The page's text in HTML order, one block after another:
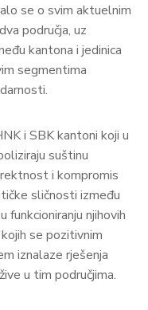
se o svim aktuelnim
područja, uz
kantona i jedinica
segmentima
i SBK kantoni koji u
suštinu
i kompromis
sličnosti između
funkcioniranju njihovih
se pozitivnim
iznalaze rješenja
u tim područjima.